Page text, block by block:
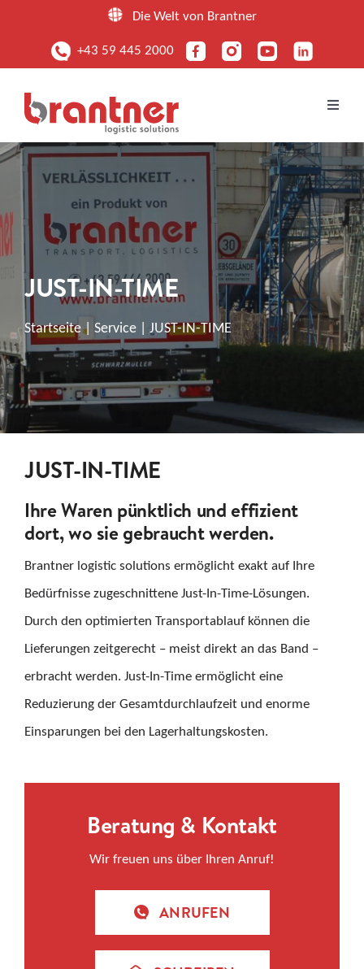
springen
Die Welt von Brantner
+43 59 445 2000
Toggle
UNTERNEHMEN
LEISTUNGEN
FUHRPARK
STANDORTE
KARRIERE
KONTAKT
Suche
nach:
JUST-IN-TIME
Startseite| Service| JUST-IN-TIME
JUST-IN-TIME
Ihre Waren pünktlich und effizient
dort, wo sie gebraucht werden.
Brantner logistic solutions ermöglicht exakt auf Ihre
Bedürfnisse zugeschnittene Just-In-Time-Lösungen.
Durch den optimierten Transportablauf können die
Lieferungen zeitgerecht – meist direkt an das Band –
erbracht werden. Just-In-Time ermöglicht eine
Reduzierung der Gesamtdurchlaufzeit und enorme
Einsparungen bei den Lagerhaltungskosten.
Beratung & Kontakt
Wir freuen uns über Ihren Anruf!
ANRUFEN